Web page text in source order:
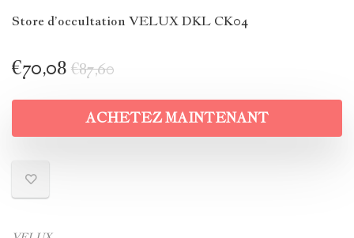
Store d’occultation VELUX DKL CK04
€87,60
€70,08
ACHETEZ MAINTENANT